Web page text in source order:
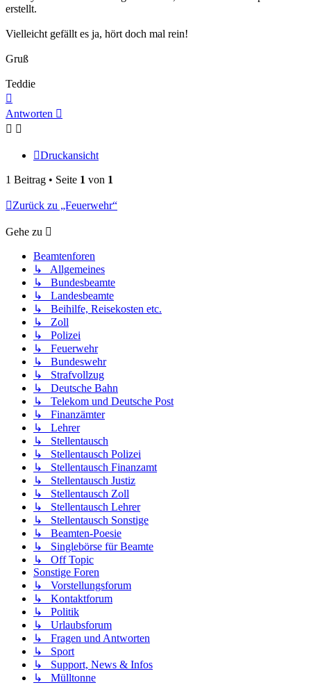
erstellt.
Vielleicht gefällt es ja, hört doch mal rein!
Gruß
Teddie
oben
Antworten
Druckansicht
1 Beitrag • Seite 1 von 1
Zurück zu „Feuerwehr“
Gehe zu
Beamtenforen
↳ Allgemeines
↳ Bundesbeamte
↳ Landesbeamte
↳ Beihilfe, Reisekosten etc.
↳ Zoll
↳ Polizei
↳ Feuerwehr
↳ Bundeswehr
↳ Strafvollzug
↳ Deutsche Bahn
↳ Telekom und Deutsche Post
↳ Finanzämter
↳ Lehrer
↳ Stellentausch
↳ Stellentausch Polizei
↳ Stellentausch Finanzamt
↳ Stellentausch Justiz
↳ Stellentausch Zoll
↳ Stellentausch Lehrer
↳ Stellentausch Sonstige
↳ Beamten-Poesie
↳ Singlebörse für Beamte
↳ Off Topic
Sonstige Foren
↳ Vorstellungsforum
↳ Kontaktforum
↳ Politik
↳ Urlaubsforum
↳ Fragen und Antworten
↳ Sport
↳ Support, News & Infos
↳ Mülltonne